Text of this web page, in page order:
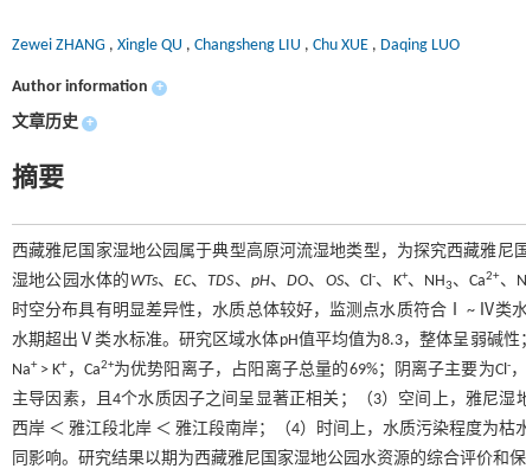
Zewei ZHANG , Xingle QU , Changsheng LIU , Chu XUE , Daqing LUO
Author information +
文章历史 +
摘要
西藏雅尼国家湿地公园属于典型高原河流湿地类型，为探究西藏雅尼
湿地公园水体的WTs、 EC、TDS、 pH、DO、 OS、Cl-、K+、NH3、Ca2+、
时空分布具有明显差异性，水质总体较好，监测点水质符合Ⅰ ~ Ⅳ类
水期超出Ⅴ类水标准。研究区域水体pH值平均值为8.3，整体呈弱碱性
Na+> K+，Ca2+为优势阳离子，占阳离子总量的69%；阴离子主要为Cl-
主导因素，且4个水质因子之间呈显著正相关；（3）空间上，雅尼
西岸 ＜ 雅江段北岸 ＜ 雅江段南岸；（4）时间上，水质污染程度为
同影响。研究结果以期为西藏雅尼国家湿地公园水资源的综合评价和